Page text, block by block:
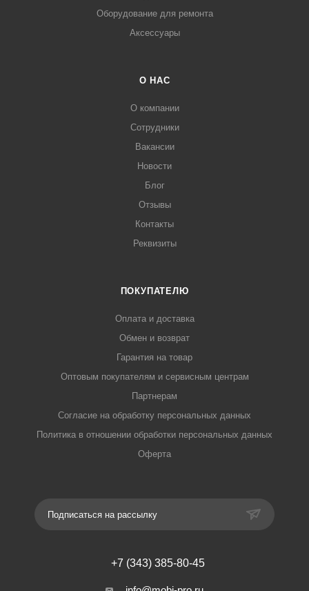
Оборудование для ремонта
Аксессуары
О НАС
О компании
Сотрудники
Вакансии
Новости
Блог
Отзывы
Контакты
Реквизиты
ПОКУПАТЕЛЮ
Оплата и доставка
Обмен и возврат
Гарантия на товар
Оптовым покупателям и сервисным центрам
Партнерам
Согласие на обработку персональных данных
Политика в отношении обработки персональных данных
Оферта
Подписаться на рассылку
+7 (343) 385-80-45